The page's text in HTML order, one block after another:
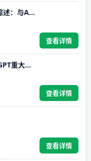
麒麟9000s处理器性能综述：与A系列相似，类似A13和骁龙8gen1的水平
查看详情
OpenAI即将发布ChatGPT重大升级，推出全新“Project Sunshine”功能
查看详情
查看详情